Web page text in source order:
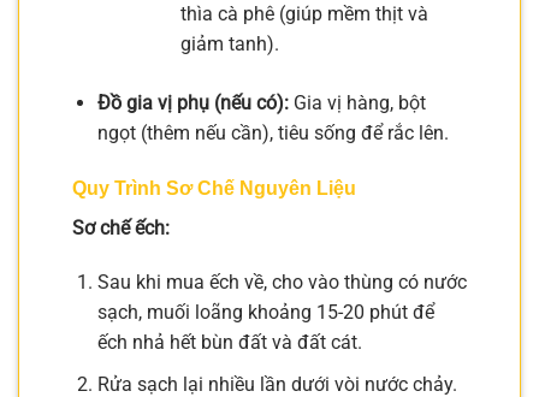
thìa cà phê (giúp mềm thịt và
giảm tanh).
Đồ gia vị phụ (nếu có):Gia vị hàng, bột
ngọt (thêm nếu cần), tiêu sống để rắc lên.
Quy Trình Sơ Chế Nguyên Liệu
Sơ chế ếch:
Sau khi mua ếch về, cho vào thùng có nước
sạch, muối loãng khoảng 15-20 phút để
ếch nhả hết bùn đất và đất cát.
Rửa sạch lại nhiều lần dưới vòi nước chảy.